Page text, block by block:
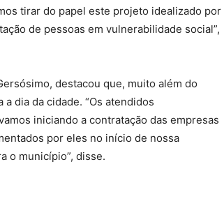
tirar do papel este projeto idealizado por
de pessoas em vulnerabilidade social”,
destacou que, muito além do
dia da cidade. “Os atendidos
iniciando a contratação das empresas
por eles no início de nossa
o município”, disse.